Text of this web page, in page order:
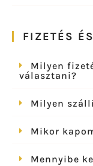
FIZETÉS
Milyen
választani?
Milyen
Mikor
Mennyibe